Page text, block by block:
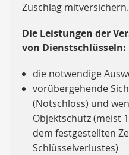
Zuschlag mitversichern.
Die Leistungen der
von Dienstschlüsseln:
die notwendige
vorübergehende
(Notschloss) und
Objektschutz (meist
dem festgestellten
Schlüsselverlustes)